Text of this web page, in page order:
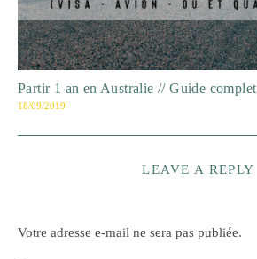
Partir 1 an en Australie // Guide complet
18/09/2019
LEAVE A REPLY
Votre adresse e-mail ne sera pas publiée.